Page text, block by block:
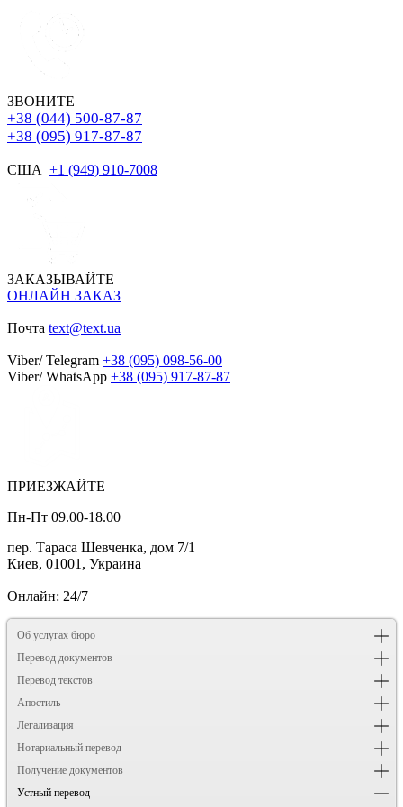
ЗВОНИТЕ
+38 (044) 500-87-87
+38 (095) 917-87-87
США +1 (949) 910-7008
ЗАКАЗЫВАЙТЕ
ОНЛАЙН ЗАКАЗ
Почта text@text.ua
Viber/ Telegram +38 (095) 098-56-00
Viber/ WhatsApp +38 (095) 917-87-87
ПРИЕЗЖАЙТЕ
Пн-Пт 09.00-18.00
пер. Тараса Шевченка, дом 7/1
Киев, 01001, Украина
Онлайн: 24/7
Об услугах бюро
Перевод документов
Перевод текстов
Апостиль
Легализация
Нотариальный перевод
Получение документов
Устный перевод